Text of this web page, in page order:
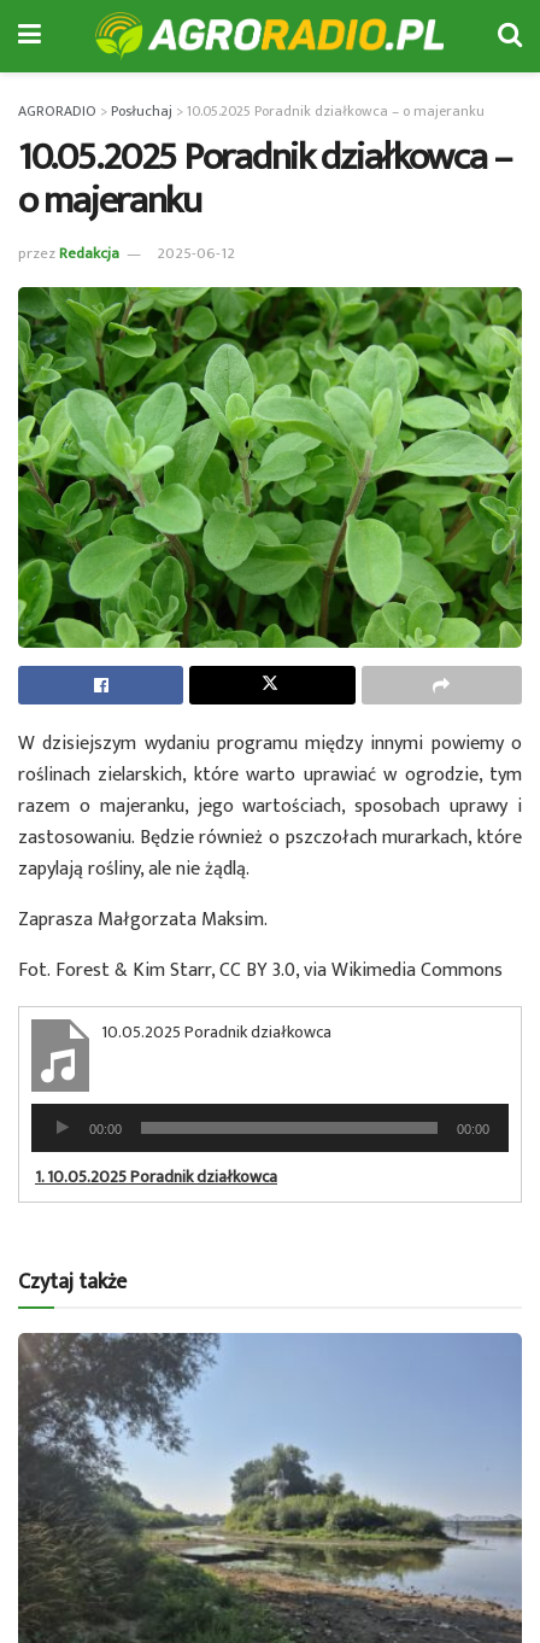
AGRORADIO >Posłuchaj >10.05.2025 Poradnik działkowca – o majeranku
10.05.2025 Poradnik działkowca –
o majeranku
przezRedakcja 2025-06-12
W dzisiejszym wydaniu programu między innymi powiemy o
roślinach zielarskich, które warto uprawiać w ogrodzie, tym
razem o majeranku, jego wartościach, sposobach uprawy i
zastosowaniu. Będzie również o pszczołach murarkach, które
zapylają rośliny, ale nie żądlą.
Zaprasza Małgorzata Maksim.
Fot. Forest & Kim Starr, CC BY 3.0, via Wikimedia Commons
10.05.2025 Poradnik działkowca
Odtwarzacz
plików
dźwiękowych
00:00 00:00
1.10.05.2025 Poradnik działkowca
Czytaj także